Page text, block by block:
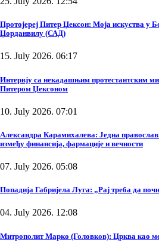
Протојереј Питер Џексон: Моја искуства у
Џорданвилу (САД)
15. July 2026. 06:17
Интервју са некадашњим протестантским
Питером Џексоном
10. July 2026. 07:01
Александра Карамихалева: Једна
између финансија, фармације и вечности
07. July 2026. 05:08
Попадија Габријела Луга: „Рај треба да
04. July 2026. 12:08
Митрополит Марко (Головков): Црква као